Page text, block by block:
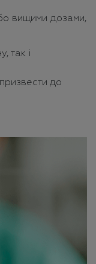
вищими дозами,
так і
до